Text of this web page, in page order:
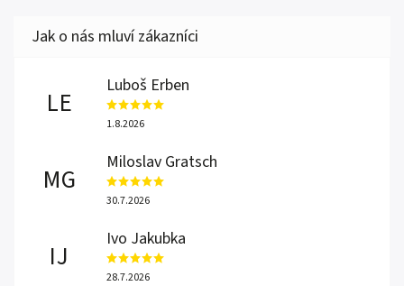
LE
Luboš Erben
1.8.2026
MG
Miloslav Gratsch
30.7.2026
IJ
Ivo Jakubka
28.7.2026